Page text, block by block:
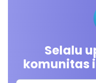
Selalu
komunitas